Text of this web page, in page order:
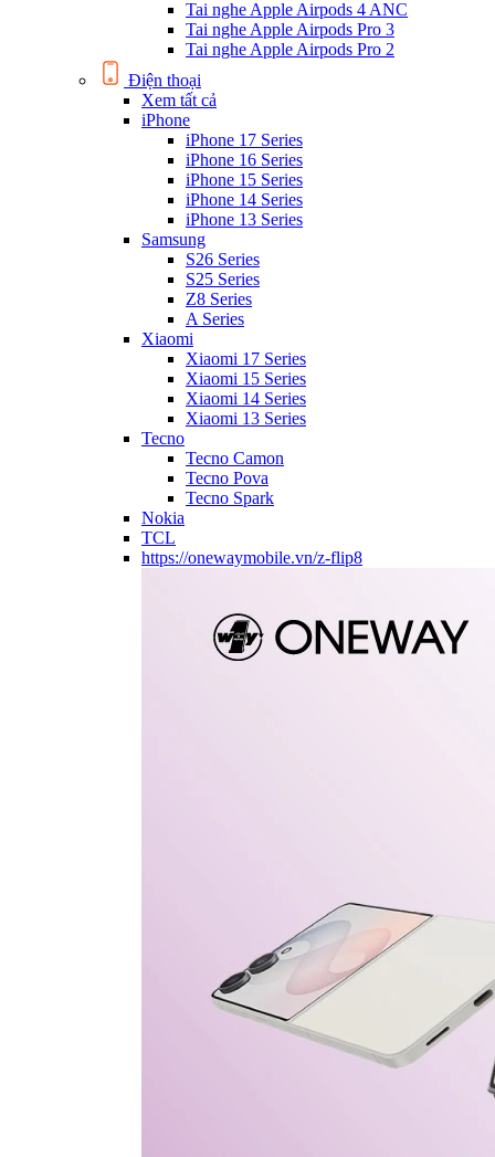
Tai nghe Apple Airpods 4 ANC
Tai nghe Apple Airpods Pro 3
Tai nghe Apple Airpods Pro 2
Điện thoại
Xem tất cả
iPhone
iPhone 17 Series
iPhone 16 Series
iPhone 15 Series
iPhone 14 Series
iPhone 13 Series
Samsung
S26 Series
S25 Series
Z8 Series
A Series
Xiaomi
Xiaomi 17 Series
Xiaomi 15 Series
Xiaomi 14 Series
Xiaomi 13 Series
Tecno
Tecno Camon
Tecno Pova
Tecno Spark
Nokia
TCL
https://onewaymobile.vn/z-flip8